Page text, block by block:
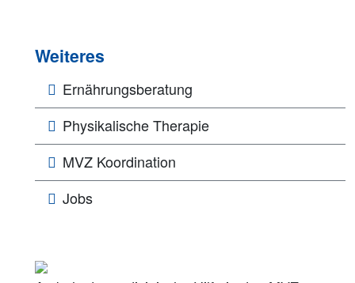
Weiteres
Ernährungsberatung
Physikalische Therapie
MVZ Koordination
Jobs